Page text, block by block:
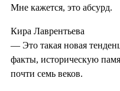
Мне кажется, это абсурд.
Кира Лаврентьева
— Это такая новая
факты, историческую
почти семь веков.